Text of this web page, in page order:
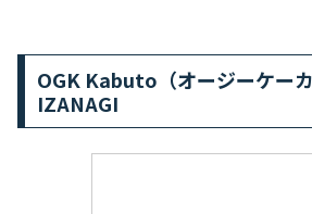
OGK Kabuto（オージーケーカ
IZANAGI